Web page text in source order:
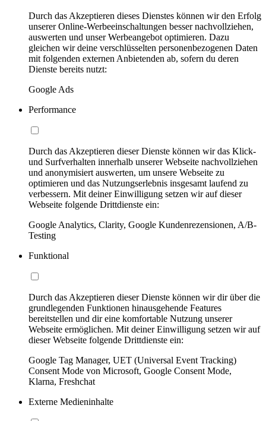
Durch das Akzeptieren dieses Dienstes können wir den Erfolg
unserer Online-Werbeeinschaltungen besser nachvollziehen,
auswerten und unser Werbeangebot optimieren. Dazu
gleichen wir deine verschlüsselten personenbezogenen Daten
mit folgenden externen Anbietenden ab, sofern du deren
Dienste bereits nutzt:
Google Ads
Performance
Durch das Akzeptieren dieser Dienste können wir das Klick-
und Surfverhalten innerhalb unserer Webseite nachvollziehen
und anonymisiert auswerten, um unsere Webseite zu
optimieren und das Nutzungserlebnis insgesamt laufend zu
verbessern. Mit deiner Einwilligung setzen wir auf dieser
Webseite folgende Drittdienste ein:
Google Analytics, Clarity, Google Kundenrezensionen, A/B-
Testing
Funktional
Durch das Akzeptieren dieser Dienste können wir dir über die
grundlegenden Funktionen hinausgehende Features
bereitstellen und dir eine komfortable Nutzung unserer
Webseite ermöglichen. Mit deiner Einwilligung setzen wir auf
dieser Webseite folgende Drittdienste ein:
Google Tag Manager, UET (Universal Event Tracking)
Consent Mode von Microsoft, Google Consent Mode,
Klarna, Freshchat
Externe Medieninhalte